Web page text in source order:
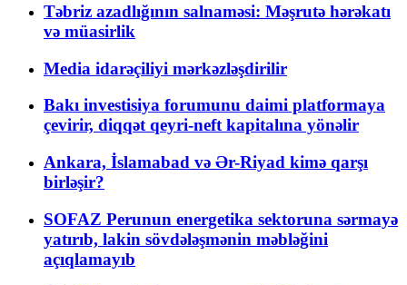
Təbriz azadlığının salnaməsi: Məşrutə hərəkatı
və müasirlik
Media idarəçiliyi mərkəzləşdirilir
Bakı investisiya forumunu daimi platformaya
çevirir, diqqət qeyri-neft kapitalına yönəlir
Ankara, İslamabad və Ər-Riyad kimə qarşı
birləşir?
SOFAZ Perunun energetika sektoruna sərmayə
yatırıb, lakin sövdələşmənin məbləğini
açıqlamayıb